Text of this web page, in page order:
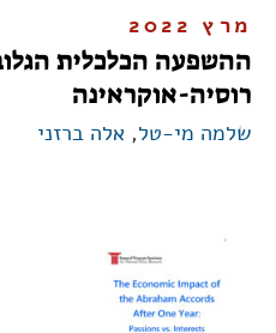
מרץ 2022
ההשפעה הכלכלית
רוסיה-אוקראינה
שלמה מי-טל, אלה ברזני